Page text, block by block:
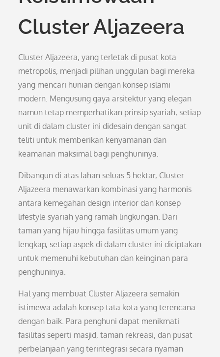
Cluster Aljazeera
Cluster Aljazeera, yang terletak di pusat kota
metropolis, menjadi pilihan unggulan bagi mereka
yang mencari hunian dengan konsep islami
modern. Mengusung gaya arsitektur yang elegan
namun tetap memperhatikan prinsip syariah, setiap
unit di dalam cluster ini didesain dengan sangat
teliti untuk memberikan kenyamanan dan
keamanan maksimal bagi penghuninya.
Dibangun di atas lahan seluas 5 hektar, Cluster
Aljazeera menawarkan kombinasi yang harmonis
antara kemegahan design interior dan konsep
lifestyle syariah yang ramah lingkungan. Dari
taman yang hijau hingga fasilitas umum yang
lengkap, setiap aspek di dalam cluster ini diciptakan
untuk memenuhi kebutuhan dan keinginan para
penghuninya.
Hal yang membuat Cluster Aljazeera semakin
istimewa adalah konsep tata kota yang terencana
dengan baik. Para penghuni dapat menikmati
fasilitas seperti masjid, taman rekreasi, dan pusat
perbelanjaan yang terintegrasi secara nyaman